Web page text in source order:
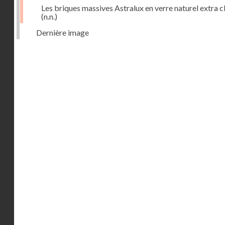
Les briques massives Astralux en verre naturel extra
(n.n.)
Dernière image